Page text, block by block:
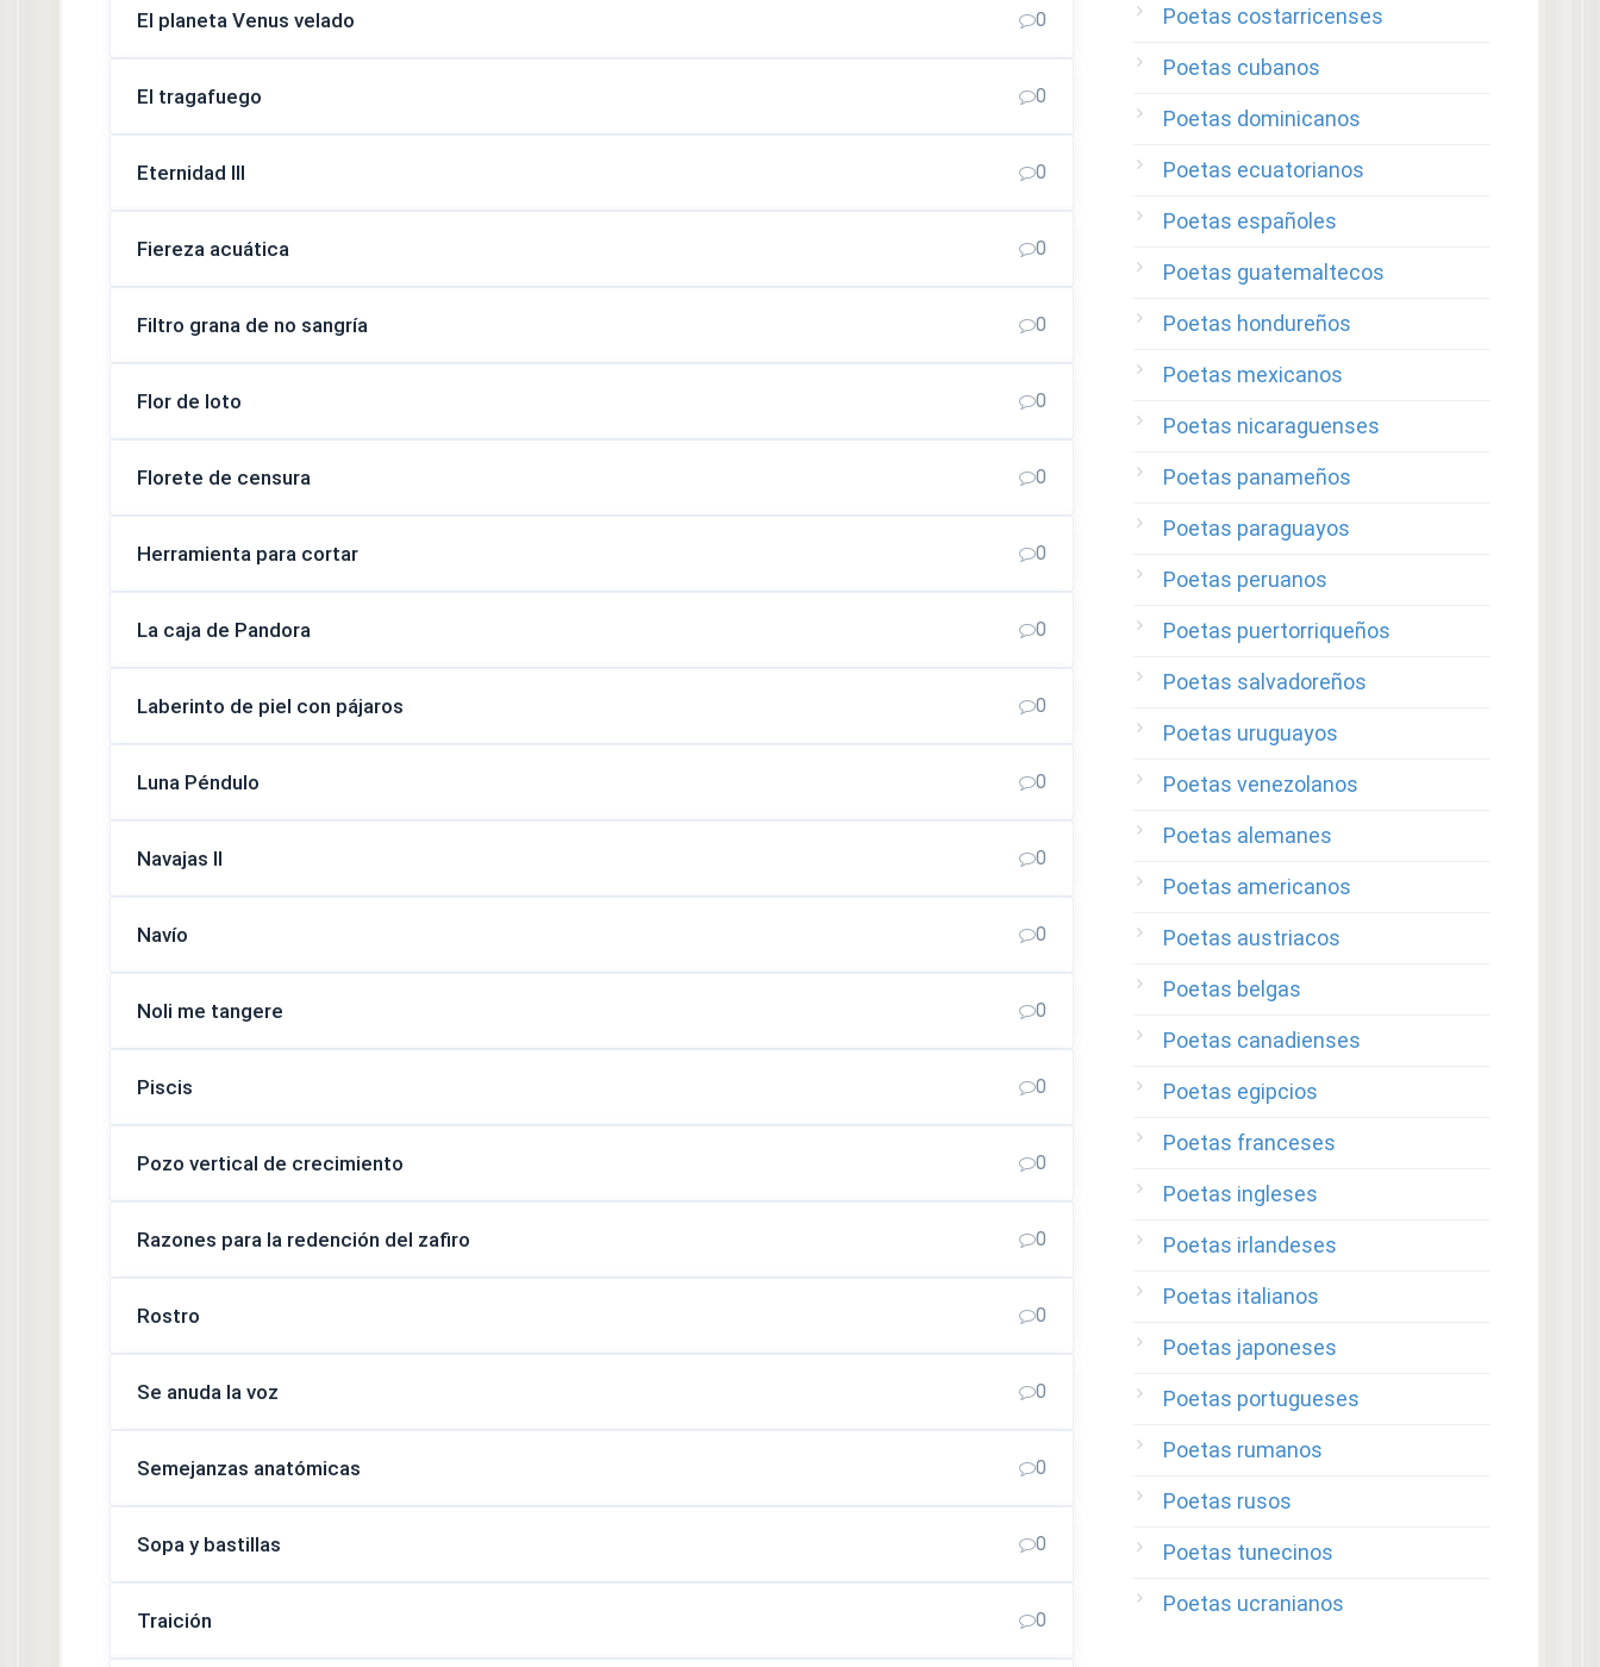
El planeta Venus velado 0
El tragafuego 0
Eternidad III 0
Fiereza acuática 0
Filtro grana de no sangría 0
Flor de loto 0
Florete de censura 0
Herramienta para cortar 0
La caja de Pandora 0
Laberinto de piel con pájaros 0
Luna Péndulo 0
Navajas II 0
Navío 0
Noli me tangere 0
Piscis 0
Pozo vertical de crecimiento 0
Razones para la redención del zafiro 0
Rostro 0
Se anuda la voz 0
Semejanzas anatómicas 0
Sopa y bastillas 0
Traición 0
Poetas costarricenses
Poetas cubanos
Poetas dominicanos
Poetas ecuatorianos
Poetas españoles
Poetas guatemaltecos
Poetas hondureños
Poetas mexicanos
Poetas nicaraguenses
Poetas panameños
Poetas paraguayos
Poetas peruanos
Poetas puertorriqueños
Poetas salvadoreños
Poetas uruguayos
Poetas venezolanos
Poetas alemanes
Poetas americanos
Poetas austriacos
Poetas belgas
Poetas canadienses
Poetas egipcios
Poetas franceses
Poetas ingleses
Poetas irlandeses
Poetas italianos
Poetas japoneses
Poetas portugueses
Poetas rumanos
Poetas rusos
Poetas tunecinos
Poetas ucranianos